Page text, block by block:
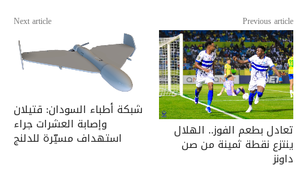
Previous article
تعادل بطعم الفوز.. الهلال
ينتزع نقطة ثمينة من صن
داونز
Next article
شبكة أطباء السودان: قتيلان
وإصابة العشرات جراء
استهداف مسيّرة للدلنج